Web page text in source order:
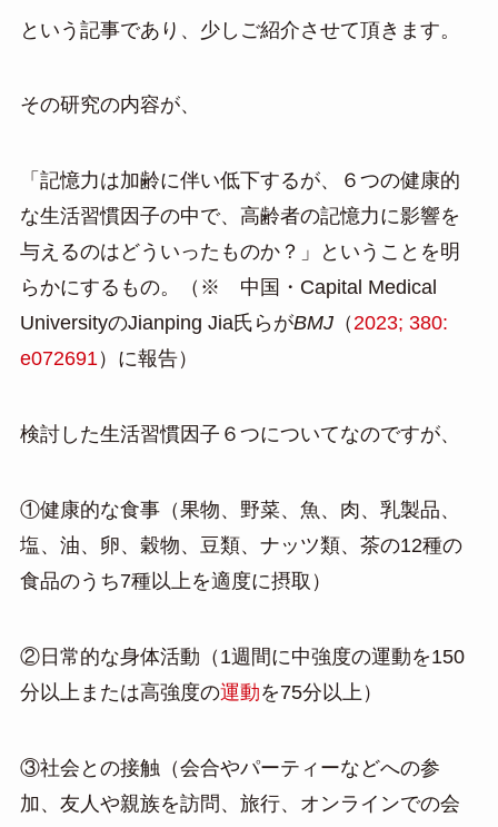
という記事であり、少しご紹介させて頂きます。
その研究の内容が、
「記憶力は加齢に伴い低下するが、６つの健康的
な生活習慣因子の中で、高齢者の記憶力に影響を
与えるのはどういったものか？」ということを明
らかにするもの。（※ 中国・Capital Medical
UniversityのJianping Jia氏らがBMJ（ 2023; 380:
e072691）に報告）
検討した生活習慣因子６つについてなのですが、
①健康的な食事（果物、野菜、魚、肉、乳製品、
塩、油、卵、穀物、豆類、ナッツ類、茶の12種の
食品のうち7種以上を適度に摂取）
②日常的な身体活動（1週間に中強度の運動を150
分以上または高強度の運動を75分以上）
③社会との接触（会合やパーティーなどへの参
加、友人や親族を訪問、旅行、オンラインでの会